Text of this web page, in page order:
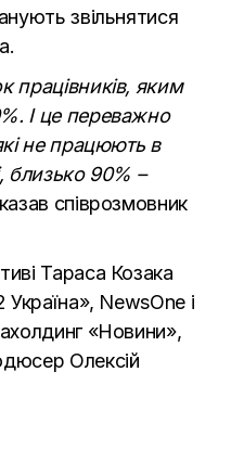
звільнятися
працівників, яким
І це переважно
не працюють в
близько 90% –
співрозмовник
Тараса Козака
Україна», NewsOne і
«Новини»,
Олексій